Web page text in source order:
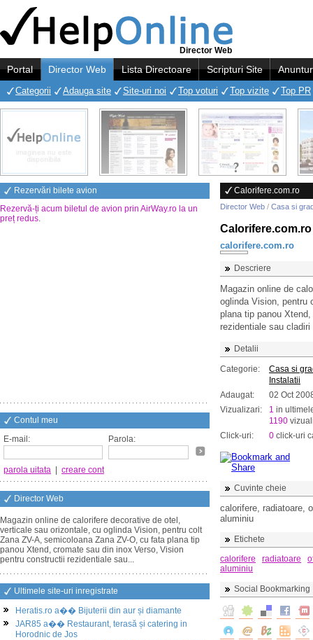
Director Web
Portal Director Web Lista Directoare Scripturi Site
Categorii Adauga site Site-uri noi Top voturi Top vizite Top PR
Rezervări bilete avion
Rezervă-ți acum biletul de avion prin AirWay.ro la un
preț redus.
Contul meu
E-mail:
Parola:
parola uitata creare cont
Director Web
Magazin online de calorifere decorative de otel,
verticale sau orizontale, cu oglinda Vision, pentru colt
Zana ZV-A, semicoloana Zana ZV-O, cu fata plana tip
panou Xtend, cromate sau din inox Verso, Vision
pentru constructii rezidentiale sau...
Ultimele site-uri inregistrate
Heratis.ro a�� Bijuterii din aur și diamante
JAR85 a�� Restaurant, terasă și catering in
Horodnic de Jos
Calorifere.com.ro
Director Web / Casa si
Calorifere.com.ro
calorifere.com.ro
Descriere
Magazin online de
oglinda Vision, pentru
plana tip panou
rezidentiale sau cladiri
Detalii
Categorie:
Casa si
Instalatii
Adaugat:
02 Oct
Vizualizari:
1 in
1190
Click-uri:
0 click-uri
Cuvinte cheie
calorifere, radiatoare,
aluminiu
Etichete
calorifere
radiatoare
aluminiu
Social Bookmarking